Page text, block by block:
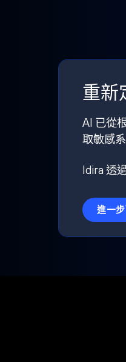
重新
AI 已從
取敏感
Idira 透
進一